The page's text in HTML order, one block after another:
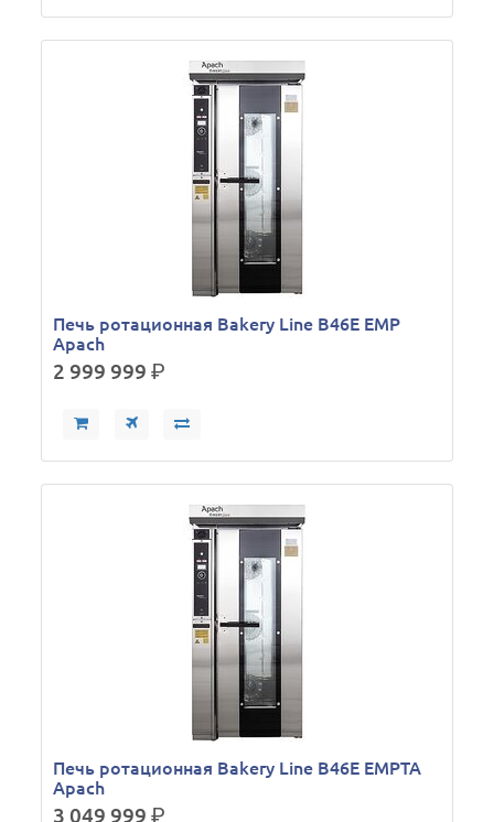
Печь ротационная Bakery Line B46E EMP
Apach
2 999 999р.
Печь ротационная Bakery Line B46E EMPTA
Apach
3 049 999р.